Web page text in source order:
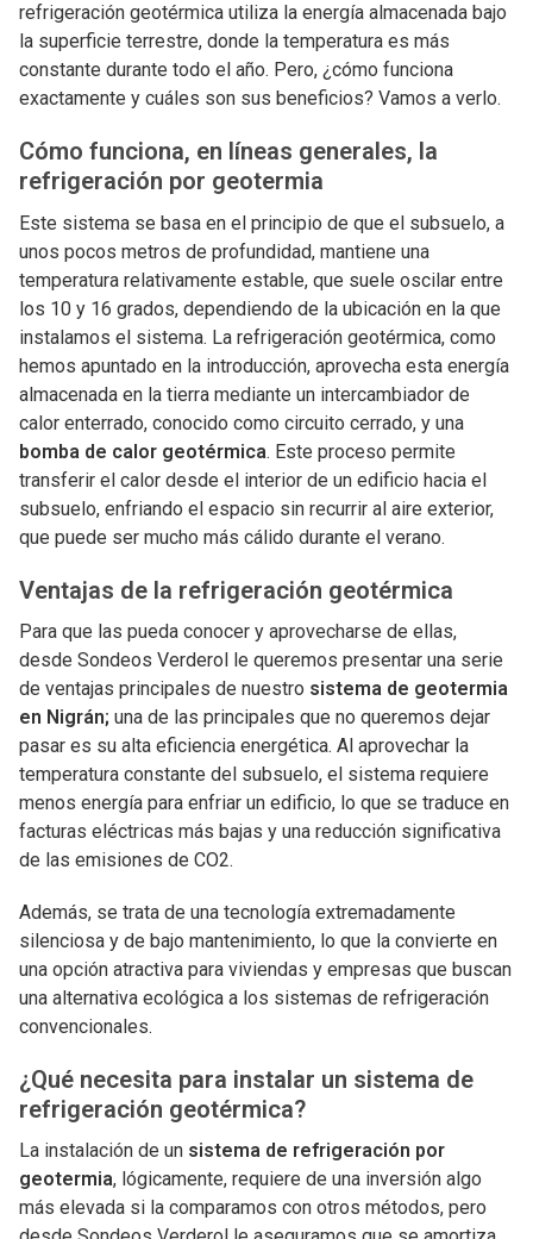
refrigeración geotérmica utiliza la energía almacenada bajo
la superficie terrestre, donde la temperatura es más
constante durante todo el año. Pero, ¿cómo funciona
exactamente y cuáles son sus beneficios? Vamos a verlo.
Cómo funciona, en líneas generales, la
refrigeración por geotermia
Este sistema se basa en el principio de que el subsuelo, a
unos pocos metros de profundidad, mantiene una
temperatura relativamente estable, que suele oscilar entre
los 10 y 16 grados, dependiendo de la ubicación en la que
instalamos el sistema. La refrigeración geotérmica, como
hemos apuntado en la introducción, aprovecha esta energía
almacenada en la tierra mediante un intercambiador de
calor enterrado, conocido como circuito cerrado, y una
bomba de calor geotérmica. Este proceso permite
transferir el calor desde el interior de un edificio hacia el
subsuelo, enfriando el espacio sin recurrir al aire exterior,
que puede ser mucho más cálido durante el verano.
Ventajas de la refrigeración geotérmica
Para que las pueda conocer y aprovecharse de ellas,
desde Sondeos Verderol le queremos presentar una serie
de ventajas principales de nuestro sistema de geotermia
en Nigrán; una de las principales que no queremos dejar
pasar es su alta eficiencia energética. Al aprovechar la
temperatura constante del subsuelo, el sistema requiere
menos energía para enfriar un edificio, lo que se traduce en
facturas eléctricas más bajas y una reducción significativa
de las emisiones de CO2.
Además, se trata de una tecnología extremadamente
silenciosa y de bajo mantenimiento, lo que la convierte en
una opción atractiva para viviendas y empresas que buscan
una alternativa ecológica a los sistemas de refrigeración
convencionales.
¿Qué necesita para instalar un sistema de
refrigeración geotérmica?
La instalación de un sistema de refrigeración por
geotermia, lógicamente, requiere de una inversión algo
más elevada si la comparamos con otros métodos, pero